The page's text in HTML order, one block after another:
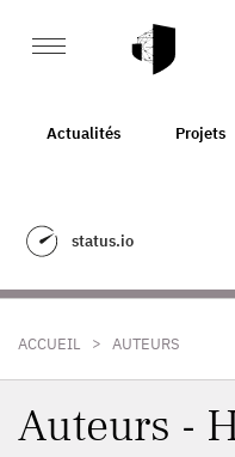
Actualités Projets
status.io
ACCUEIL > AUTEURS
Auteurs -